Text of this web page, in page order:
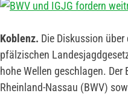
Koblenz. Die Diskussion
pfälzischen
hohe Wellen geschlagen. Der
Rheinland-Nassau (BWV)